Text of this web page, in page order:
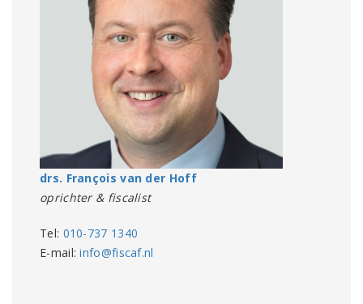
drs. François van der Hoff
oprichter & fiscalist
Tel: 010-737 1340
E-mail:info@fiscaf.nl